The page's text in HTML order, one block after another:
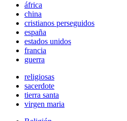
áfrica
china
cristianos perseguidos
españa
estados unidos
francia
guerra
religiosas
sacerdote
tierra santa
virgen maria